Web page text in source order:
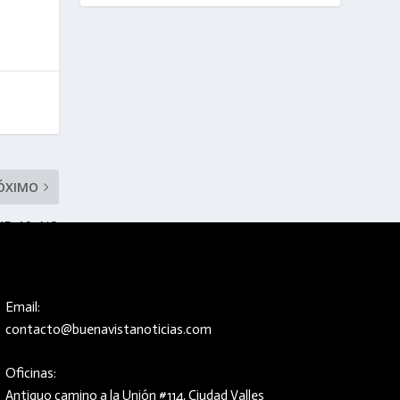
19, NO
Email:
contacto@buenavistanoticias.com
Oficinas:
Antiguo camino a la Unión #114, Ciudad Valles